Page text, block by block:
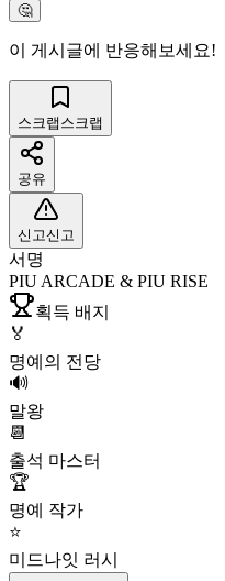
🤔
이 게시글에 반응해보세요!
스크랩 스크랩
공유
신고신고
서명
PIU ARCADE & PIU RISE
획득 배지
🏅
명예의 전당
🔊
말왕
📆
출석 마스터
🏆
명예 작가
⭐
미드나잇 러시